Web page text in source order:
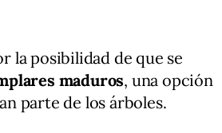
la posibilidad de que se
maduros, una opción
parte de los árboles.